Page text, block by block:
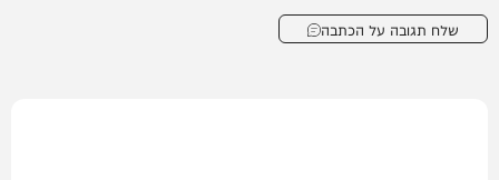
שלח תגובה על הכתבה